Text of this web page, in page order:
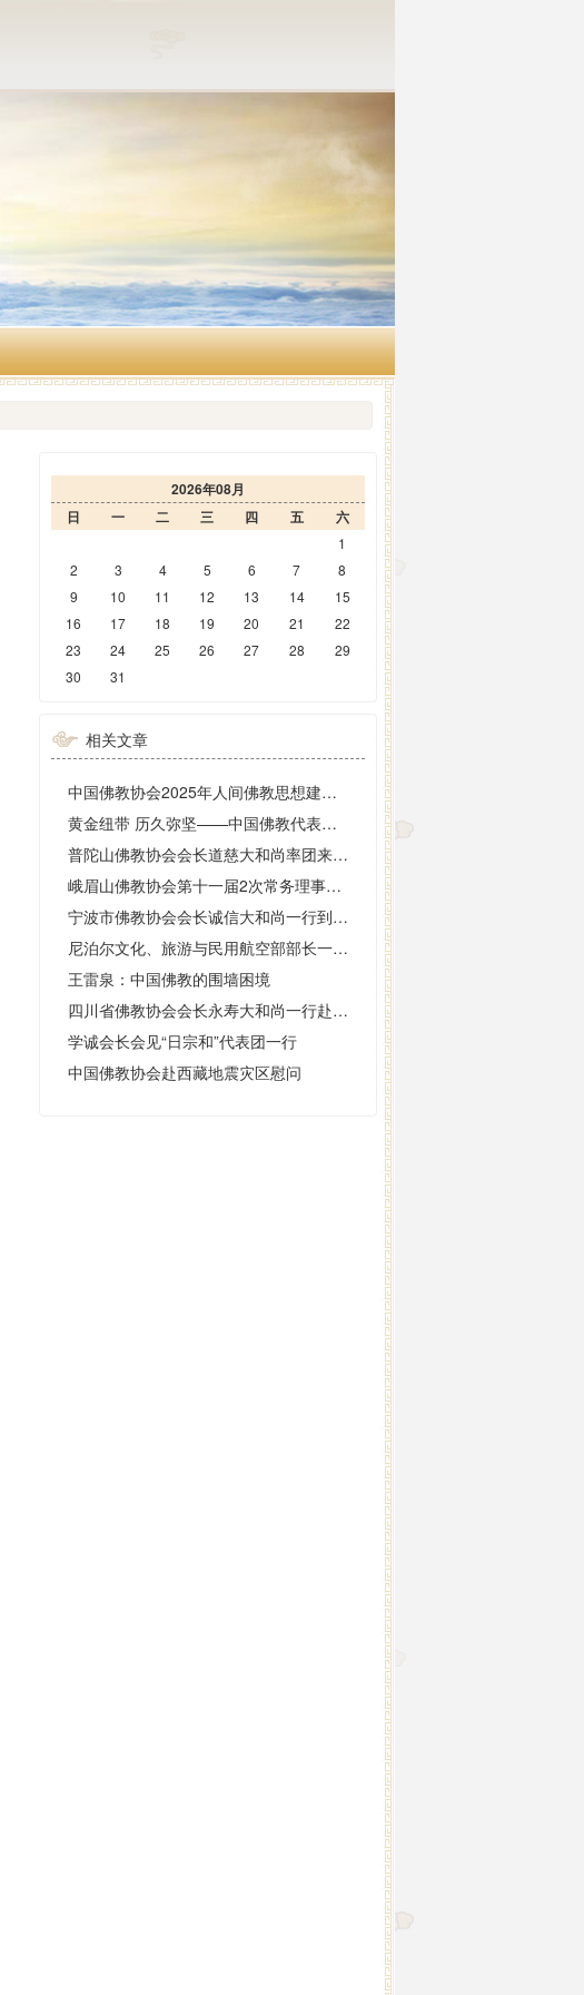
2026年08月
日
一 二 三 四 五 六
1
2
3 4 5 6 7
8
9
10 11 12 13 14
15
16
17 18 19 20 21
22
23
24 25 26 27 28
29
30
31
相关文章
中国佛教协会2025年人间佛教思想建设研讨会在峨眉山举办
黄金纽带 历久弥坚——中国佛教代表团赴日访问略记
普陀山佛教协会会长道慈大和尚率团来峨眉山参访交流
峨眉山佛教协会第十一届2次常务理事会召开
宁波市佛教协会会长诚信大和尚一行到峨眉山参访交流
尼泊尔文化、旅游与民用航空部部长一行赴峨眉山大佛禅院、金顶华藏寺参观访问
王雷泉：中国佛教的围墙困境
四川省佛教协会会长永寿大和尚一行赴巴中考察调研
学诚会长会见“日宗和”代表团一行
中国佛教协会赴西藏地震灾区慰问